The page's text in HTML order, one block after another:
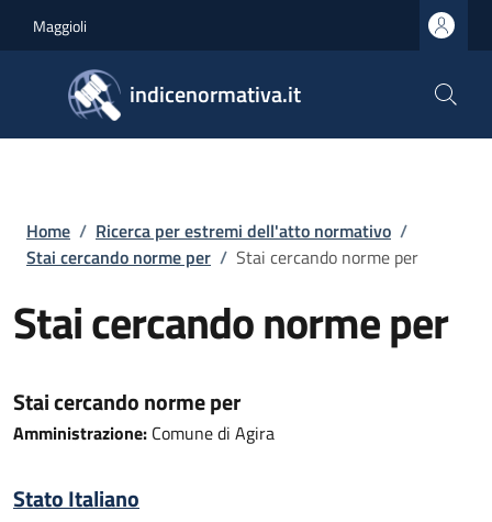
Maggioli
indicenormativa.it
Briciole di pane
Home / Ricerca per estremi dell'atto normativo /
Stai cercando norme per / Stai cercando norme per
Stai cercando norme per
Stai cercando norme per
Amministrazione: Comune di Agira
Stato Italiano